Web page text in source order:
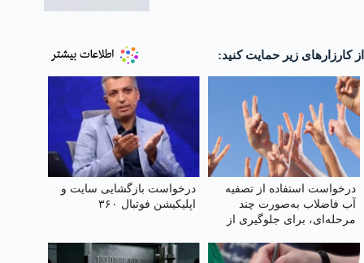
از کارزارهای زیر حمایت کنید:
درخواست استفاده از تصفیه
آب فاضلاب به‌صورت چند
مرحله‌ای، برای جلوگیری از
درخواست بازگشایی سایت و
اپلیکیشن فوتبال ۳۶۰